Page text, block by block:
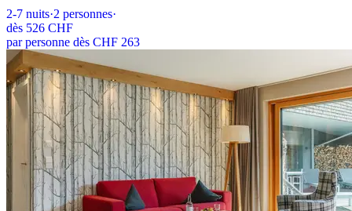
2-7 nuits·2 personnes·
dès 526 CHF
par personne dès CHF 263